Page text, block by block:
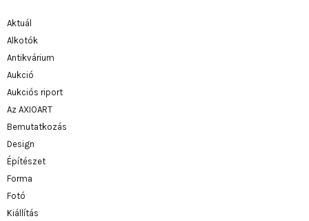
Aktuál
Alkotók
Antikvárium
Aukció
Aukciós riport
Az AXIOART
Bemutatkozás
Design
Építészet
Forma
Fotó
Kiállítás